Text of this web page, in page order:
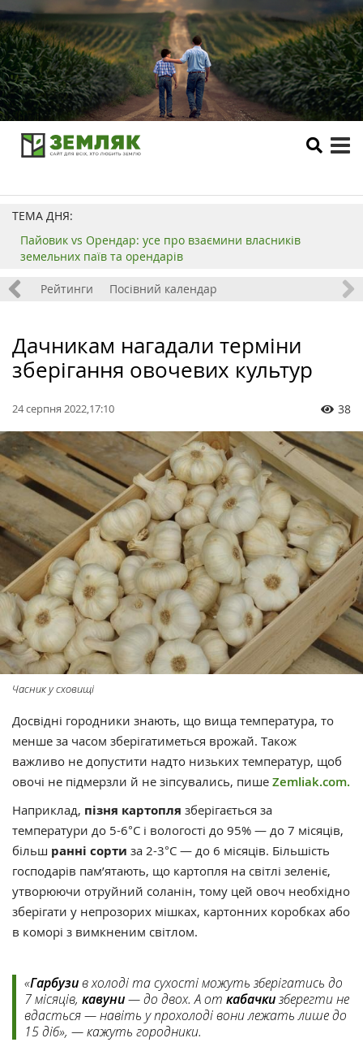
ТЕМА ДНЯ:
Пайовик vs Орендар: усе про взаємини власників
земельних паїв та орендарів
Рейтинги Посівний календар
Дачникам нагадали терміни
зберігання овочевих культур
24 серпня 2022,17:10 38
Часник у сховищі
Досвідні городники знають, що вища температура, то
менше за часом зберігатиметься врожай. Також
важливо не допустити надто низьких температур, щоб
овочі не підмерзли й не зіпсувались, пише Zemliak.com.
Наприклад, пізня картопля зберігається за
температури до 5-6°С і вологості до 95% — до 7 місяців,
більш ранні сорти за 2-3°С — до 6 місяців. Більшість
господарів пам’ятають, що картопля на світлі зеленіє,
утворюючи отруйний соланін, тому цей овоч необхідно
зберігати у непрозорих мішках, картонних коробках або
в коморі з вимкненим світлом.
«Гарбузив холоді та сухості можуть зберігатись до
7 місяців, кавуни— до двох. А от кабачкизберегти не
вдасться — навіть у прохолоді вони лежать лише до
15 діб», — кажуть городники.